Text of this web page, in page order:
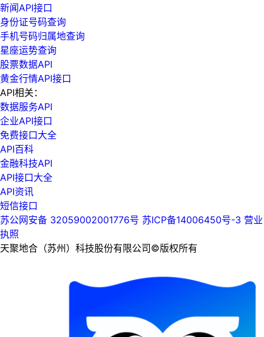
新闻API接口
身份证号码查询
手机号码归属地查询
星座运势查询
股票数据API
黄金行情API接口
API相关：
数据服务API
企业API接口
免费接口大全
API百科
金融科技API
API接口大全
API资讯
短信接口
苏公网安备 32059002001776号 苏ICP备14006450号-3 营业
执照
天聚地合（苏州）科技股份有限公司©版权所有